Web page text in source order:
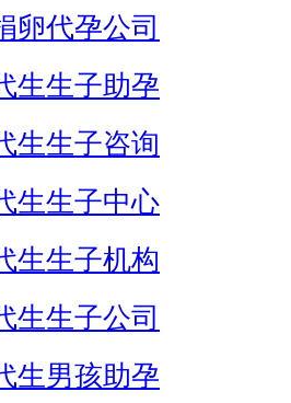
卵代孕公司
生生子助孕
生生子咨询
生生子中心
生生子机构
生生子公司
生男孩助孕